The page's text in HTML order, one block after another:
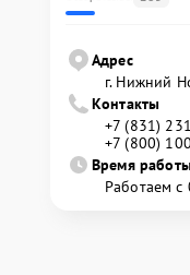
Адрес
г. Нижний
Контакты
+7 (831)
+7 (800)
Время работы
Работаем